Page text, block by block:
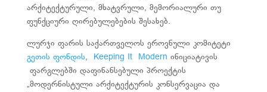
არქიტექტურული, მხატვრული, მემორიალური თუ
ფუნქციური ღირებულებების შესახებ.
ლურჯი ფარის საქართველოს ეროვნული კომიტეტი
გეთის ფონდის, Keeping It Modern ინიციატივის
ფარგლებში დაფინანსებული პროექტის
„მოდერნისტული არქიტექტურის კონსერვაცია და